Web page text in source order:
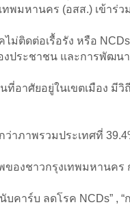
พมหานคร (อสส.) เข้าร่ว
ดต่อเรื้อรัง หรือ
ระชาชน และการพัฒนา
อาศัยอยู่ในเขตเมือง
ภาพรวมประเทศที่
องชาวกรุงเทพมหานค
าร์บ ลดโรค NCDs” ,